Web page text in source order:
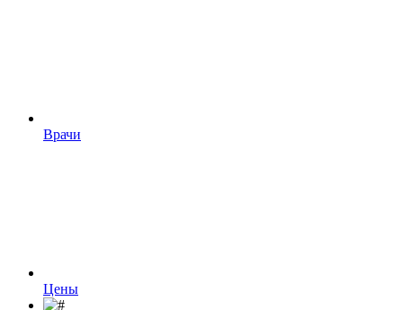
Врачи
Цены